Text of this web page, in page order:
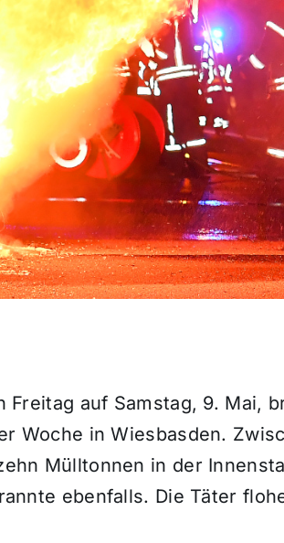
Freitag auf Samstag, 9. Mai,
Woche in Wiesbasden.
Mülltonnen in der
ebenfalls. Die Täter